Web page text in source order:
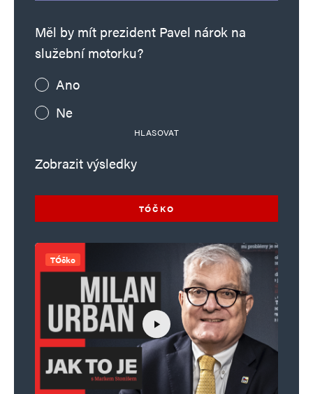
E-mail* Webová stránka
komentáře.
Informujte mě o nových komentářích e-mailem.
Alternative:
Měl by mít prezident Pavel nárok na
služební motorku?
Ano
Ne
HLASOVAT
Zobrazit výsledky
TÓČKO
TÓčko